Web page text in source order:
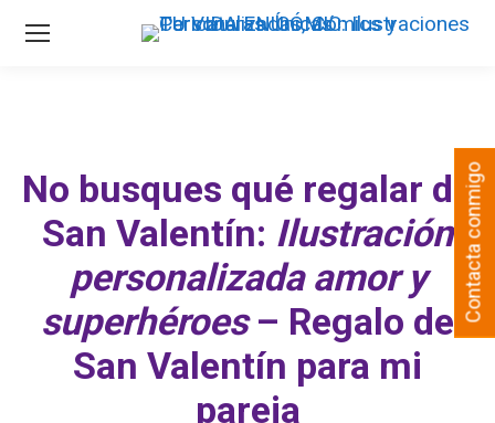
No busques qué regalar de
San Valentín: Ilustración
personalizada amor y
superhéroes– Regalo de
San Valentín para mi
pareja
Contacta conmigo